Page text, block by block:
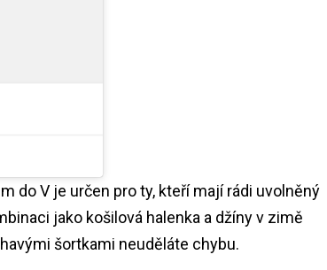
do V je určen pro ty, kteří mají rádi uvolněný
jako košilová halenka a džíny v zimě
šortkami neuděláte chybu.